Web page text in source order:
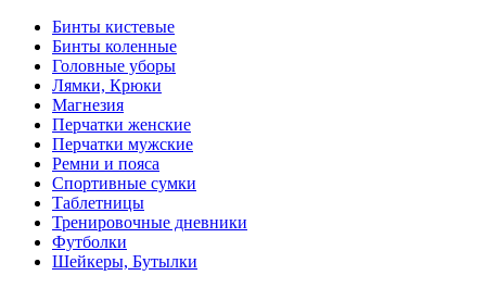
Бинты кистевые
Бинты коленные
Головные уборы
Лямки, Крюки
Магнезия
Перчатки женские
Перчатки мужские
Ремни и пояса
Спортивные сумки
Таблетницы
Тренировочные дневники
Футболки
Шейкеры, Бутылки